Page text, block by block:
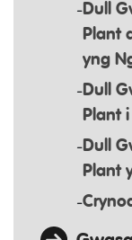
Dull
Plant
yng
Dull
Plant
Dull
Plant